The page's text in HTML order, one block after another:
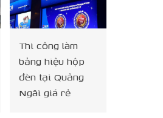
Thi công làm
bảng hiệu hộp
đèn tại Quảng
Ngãi giá rẻ